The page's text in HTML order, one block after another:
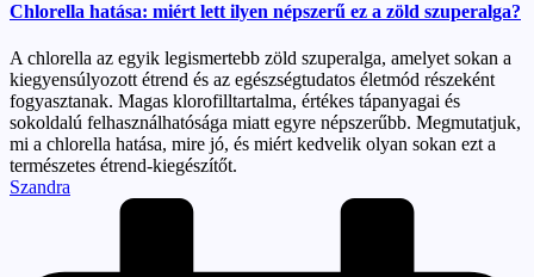
Chlorella hatása: miért lett ilyen népszerű ez a zöld szuperalga?
A chlorella az egyik legismertebb zöld szuperalga, amelyet sokan a
kiegyensúlyozott étrend és az egészségtudatos életmód részeként
fogyasztanak. Magas klorofilltartalma, értékes tápanyagai és
sokoldalú felhasználhatósága miatt egyre népszerűbb. Megmutatjuk,
mi a chlorella hatása, mire jó, és miért kedvelik olyan sokan ezt a
természetes étrend-kiegészítőt.
Posted
Szandra